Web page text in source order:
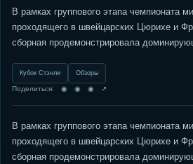
В рамках группового этапа чемпионата
проходящего в швейцарских Цюрихе и
сборная продемонстрировала
Кубок Стэнли Обзоры
Поделиться: ◉ ◉ ◉ ↗
В рамках группового этапа чемпионата
проходящего в швейцарских Цюрихе и
сборная продемонстрировала